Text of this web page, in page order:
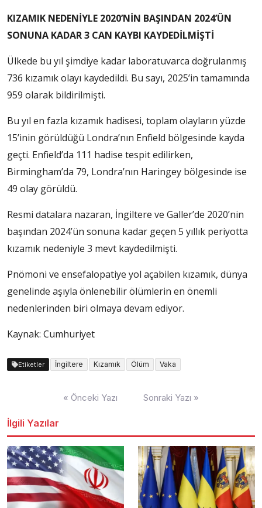
KIZAMIK NEDENİYLE 2020’NİN BAŞINDAN 2024’ÜN
SONUNA KADAR 3 CAN KAYBI KAYDEDİLMİŞTİ
Ülkede bu yıl şimdiye kadar laboratuvarca doğrulanmış
736 kızamık olayı kaydedildi. Bu sayı, 2025’in tamamında
959 olarak bildirilmişti.
Bu yıl en fazla kızamık hadisesi, toplam olayların yüzde
15’inin görüldüğü Londra’nın Enfield bölgesinde kayda
geçti. Enfield’da 111 hadise tespit edilirken,
Birmingham’da 79, Londra’nın Haringey bölgesinde ise
49 olay görüldü.
Resmi datalara nazaran, İngiltere ve Galler’de 2020’nin
başından 2024’ün sonuna kadar geçen 5 yıllık periyotta
kızamık nedeniyle 3 mevt kaydedilmişti.
Pnömoni ve ensefalopatiye yol açabilen kızamık, dünya
genelinde aşıyla önlenebilir ölümlerin en önemli
nedenlerinden biri olmaya devam ediyor.
Kaynak: Cumhuriyet
Etiketler İngiltere Kızamık Ölüm Vaka
« Önceki Yazı Sonraki Yazı »
İlgili Yazılar